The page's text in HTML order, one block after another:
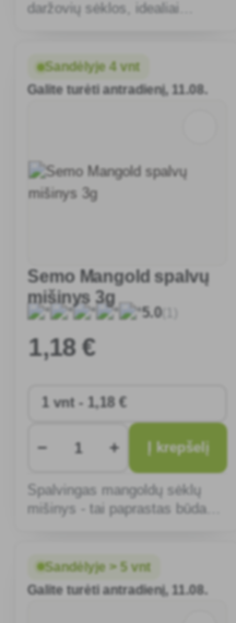
daržovių sėklos, idealiai
mineralų, tinka salotoms ir
karštiems patiekalams.
Sandėlyje 4 vnt
Galite turėti antradienį, 11.08.
Semo Mangold spalvų
mišinys 3g
5.0(1)
1,18 €
− + Į krepšelį
Spalvingas mangoldų sėklų
mišinys - tai paprastas būdas
sveikoms salotoms ir
garnyrams, suteikiantis sodui
estetinio gyvumo visą sezon�
Sandėlyje > 5 vnt
Galite turėti antradienį, 11.08.